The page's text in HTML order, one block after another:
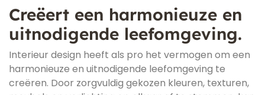
Creëert een harmonieuze en
uitnodigende leefomgeving.
Interieur design heeft als pro het vermogen om een
harmonieuze en uitnodigende leefomgeving te
creëren. Door zorgvuldig gekozen kleuren, texturen,